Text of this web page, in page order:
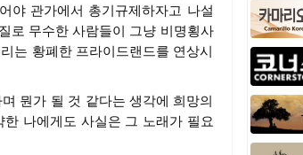
야 관가에서 총기규제하자고 나설
로 무수한 사람들이 그냥 비명횡사
는 황폐한 프라이드랜드를 연상시
뭔가 될 것 같다는 생각에 희망의
나에게도 사실은 그 노래가 필요